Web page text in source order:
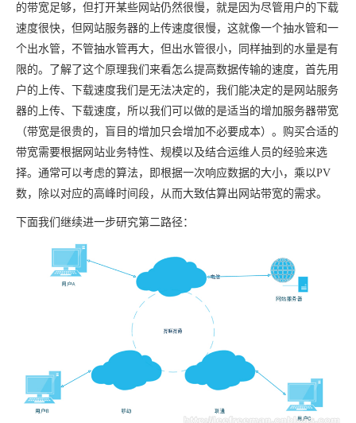
的带宽足够，但打开某些网站仍然很慢，就是因为尽管用户的下载
速度很快，但网站服务器的上传速度很慢，这就像一个抽水管和一
个出水管，不管抽水管再大，但出水管很小，同样抽到的水量是有
限的。了解了这个原理我们来看怎么提高数据传输的速度，首先用
户的上传、下载速度我们是无法决定的，我们能决定的是网站服务
器的上传、下载速度，所以我们可以做的是适当的增加服务器带宽
（带宽是很贵的，盲目的增加只会增加不必要成本）。购买合适的
带宽需要根据网站业务特性、规模以及结合运维人员的经验来选
择。通常可以考虑的算法，即根据一次响应数据的大小，乘以PV
数，除以对应的高峰时间段，从而大致估算出网站带宽的需求。
下面我们继续进一步研究第二路径：